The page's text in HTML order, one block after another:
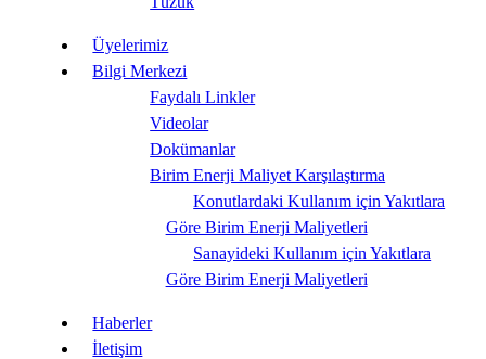
Üyelerimiz
Bilgi Merkezi
Faydalı Linkler
Videolar
Dokümanlar
Birim Enerji Maliyet Karşılaştırma
Konutlardaki Kullanım için Yakıtlara
Göre Birim Enerji Maliyetleri
Sanayideki Kullanım için Yakıtlara
Göre Birim Enerji Maliyetleri
Haberler
İletişim